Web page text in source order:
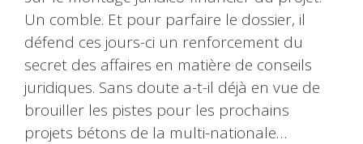
Un comble. Et pour parfaire le dossier, il
défend ces jours-ci un renforcement du
secret des affaires en matière de conseils
juridiques. Sans doute a-t-il déjà en vue de
brouiller les pistes pour les prochains
projets bétons de la multi-nationale…